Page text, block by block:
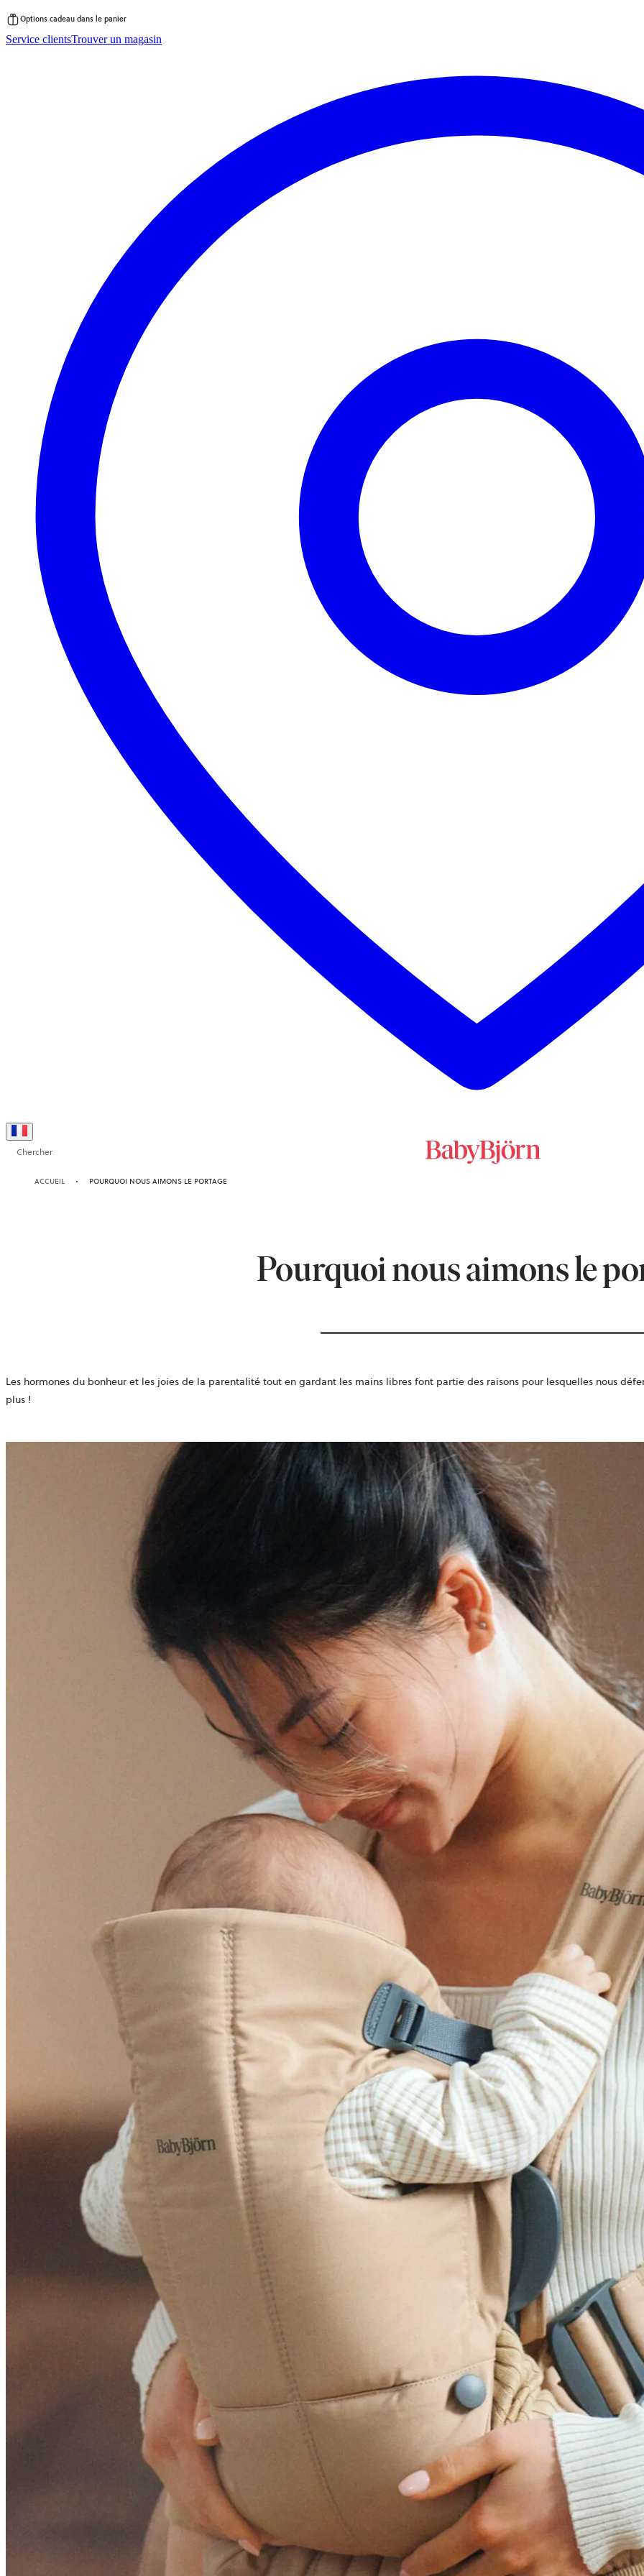
au
Options cadeau dans le panier
Service clientsTrouver un magasin
Chercher
ACCUEIL POURQUOI NOUS AIMONS LE PORTAGE
Pourquoi nous aimons le
Les hormones du bonheur et les joies de la parentalité tout en gardant les mains libres font partie des raisons pour lesquelles nous
plus !